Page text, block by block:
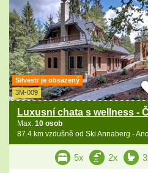
Silvestr je obsazený
3M-009
Luxusní chata s wellness -
Max. 10 osob
87.4 km vzdušně od Ski Annaberg -
5x 2x